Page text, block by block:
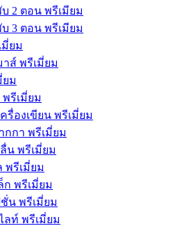
2 ตอน พรีเมียม
3 ตอน พรีเมียม
ยม
าส์ พรีเมี่ยม
ยม
รีเมี่ยม
รื่องเขียน พรีเมี่ยม
กกา พรีเมี่ยม
น พรีเมี่ยม
พรีเมี่ยม
ก พรีเมี่ยม
น พรีเมี่ยม
ลท์ พรีเมี่ยม